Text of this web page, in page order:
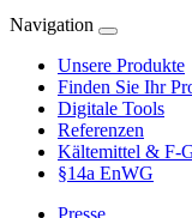
Navigation
Unsere Produkte
Finden Sie Ihr
Digitale Tools
Referenzen
Kältemittel & F-
§14a EnWG
Presse